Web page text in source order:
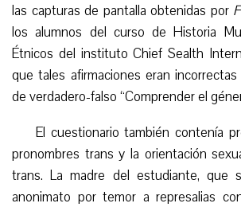
las capturas de pantalla obtenidas por
los alumnos del curso de Historia
Étnicos del instituto Chief Sealth
que tales afirmaciones eran
de verdadero-falso “Comprender el
El cuestionario también contenía
pronombres trans y la orientación
trans. La madre del estudiante, que
anonimato por temor a represalias